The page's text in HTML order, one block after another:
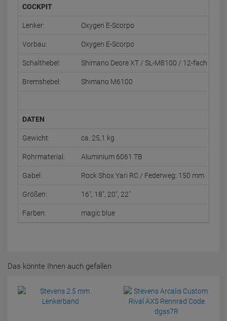
COCKPIT
Lenker: Oxygen E-Scorpo
Vorbau: Oxygen E-Scorpo
Schalthebel: Shimano Deore XT / SL-M8100 / 12-fach
Bremshebel: Shimano M6100
DATEN
Gewicht: ca. 25,1 kg
Rohrmaterial: Aluminium 6061 TB
Gabel: Rock Shox Yari RC / Federweg: 150 mm
Größen: 16", 18", 20", 22"
Farben: magic blue
Das könnte Ihnen auch gefallen